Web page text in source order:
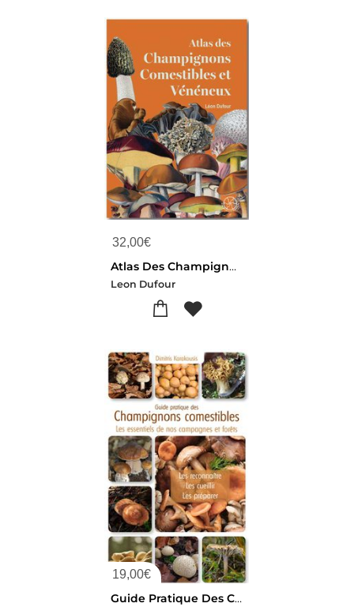
32,00€
Atlas Des Champignons Comestibles Et Veneneux
Leon Dufour
19,00€
Guide Pratique Des Champignons Comestibles : Les Essentiels De Nos Campagnes Et Forets : Les Reconnaitre, Les Cueillir, Les Preparer